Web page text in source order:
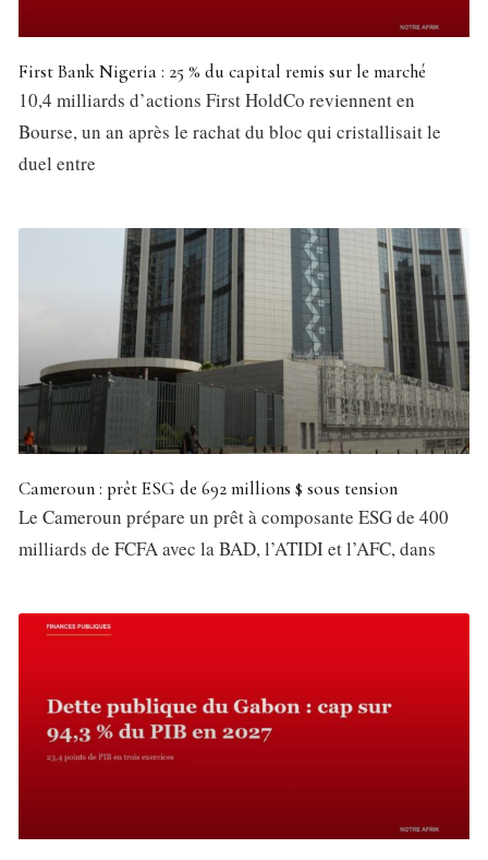
First Bank Nigeria : 25 % du capital remis sur le marché
10,4 milliards d’actions First HoldCo reviennent en
Bourse, un an après le rachat du bloc qui cristallisait le
duel entre
Cameroun : prêt ESG de 692 millions $ sous tension
Le Cameroun prépare un prêt à composante ESG de 400
milliards de FCFA avec la BAD, l’ATIDI et l’AFC, dans